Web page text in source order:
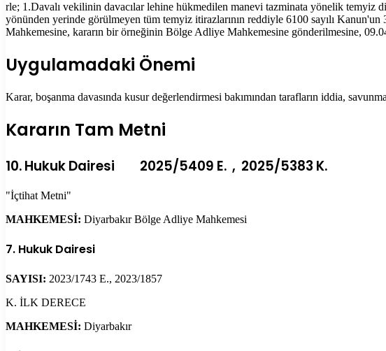
rle; 1.Davalı vekilinin davacılar lehine hükmedilen manevi tazminata yönelik
yönünden yerinde görülmeyen tüm temyiz itirazlarının reddiyle 6100 sayılı
Mahkemesine, kararın bir örneğinin Bölge Adliye Mahkemesine gönderilmesine,
Uygulamadaki Önemi
Karar, boşanma davasında kusur değerlendirmesi bakımından tarafların iddia,
Kararın Tam Metni
10. Hukuk Dairesi 2025/5409 E. , 2025/5383 K.
"İçtihat Metni"
MAHKEMESİ: Diyarbakır Bölge Adliye Mahkemesi
7. Hukuk Dairesi
SAYISI: 2023/1743 E., 2023/1857
K. İLK DERECE
MAHKEMESİ: Diyarbakır